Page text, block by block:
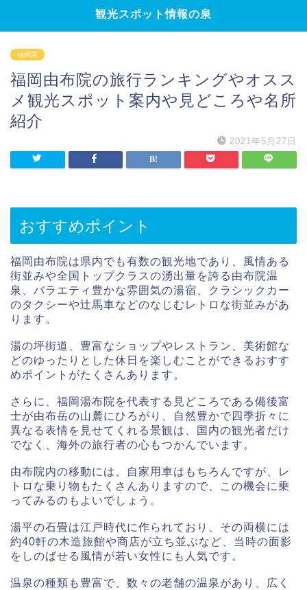
観光スポット情報の泉
福岡県
福岡由布院の旅行ランキングやオスス
メ観光スポット案内や見どころや名所
紹介
2021年5月27日
おすすめポイント
福岡由布院は県内でも有数の観光地であり、風情ある
街並みや全国トップクラスの湧出量を誇る由布院温
泉、バラエティ豊かな雰囲気の湯宿、クラシックカー
のタクシーや辻馬車などのなじむレトロな街並みがあ
ります。
湯の坪街道、豊富なショップやレストラン、美術館な
どのゆったりとした休日を楽しむことができるおすす
めポイントがたくさんあります。
さらに、福岡湯布院を代表する見どころである備後富
士が由布岳の山麓にひろがり、自然豊かで四季折々に
異なる表情を見せてくれる景観は、国内の観光者だけ
でなく、海外の旅行者の心もつかんでいます。
由布院内の移動には、自家用車はもちろんですが、レ
トロな乗り物もたくさんありますので、この機会に乗
ってみるのもよいでしょう。
湯平の石畳は江戸時代に作られており、その両横には
約40軒の木造旅館や商店が立ち並ぶなど、当時の面影
をしのばせる風情が若い女性にも人気です。
温泉の種類も豊富で、数々の老舗の温泉があり、広く